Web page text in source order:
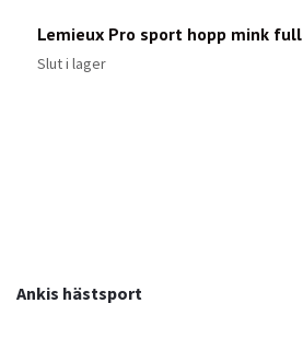
Lemieux Pro sport hopp mink full
Slut i lager
Ankis hästsport